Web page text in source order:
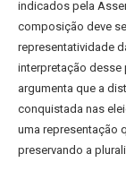
indicados pela
composição deve
representatividade
interpretação desse
argumenta que a
conquistada nas
uma representação
preservando a